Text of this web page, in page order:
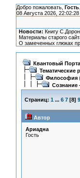
Добро пожаловать, Гость
08 Августа 2026, 22:02:28
Новости: Книгу
Материалы старого
О замеченных глюках
Квантовый
Тематические
Философия
Сознание
Страниц: 1 ... 6 7[8] 9
Автор
Ариадна
Гость